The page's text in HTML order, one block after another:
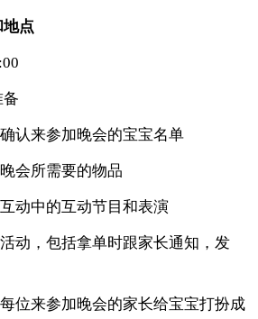
点
来参加晚会的宝宝名单
所需要的物品
中的互动节目和表演
，包括拿单时跟家长通知，发
来参加晚会的家长给宝宝打扮成